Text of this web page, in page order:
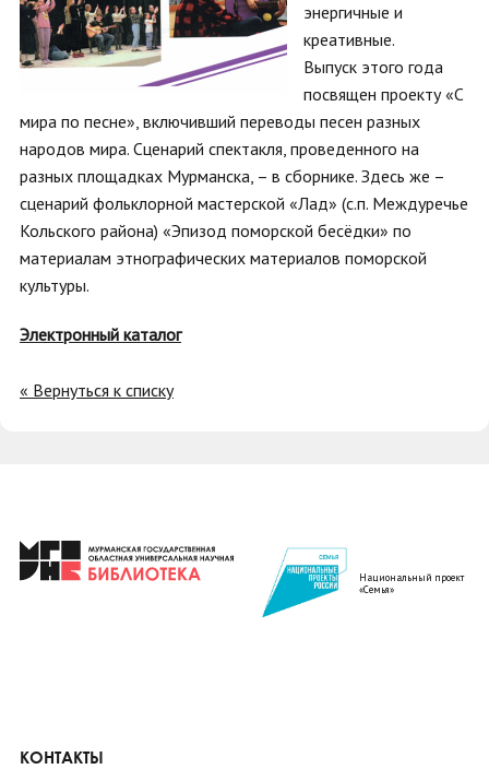
энергичные и
креативные.
Выпуск этого года
посвящен проекту «С
мира по песне», включивший переводы песен разных
народов мира. Сценарий спектакля, проведенного на
разных площадках Мурманска, – в сборнике. Здесь же –
сценарий фольклорной мастерской «Лад» (с.п. Междуречье
Кольского района) «Эпизод поморской бесёдки» по
материалам этнографических материалов поморской
культуры.
Электронный каталог
« Вернуться к списку
Национальный проект
«Семья»
КОНТАКТЫ